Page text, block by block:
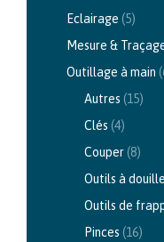
Eclairage (5)
Mesure &
Outillage à main
Autres (15)
Clés (4)
Couper(8)
Outils à
Outils de
Pinces (16)